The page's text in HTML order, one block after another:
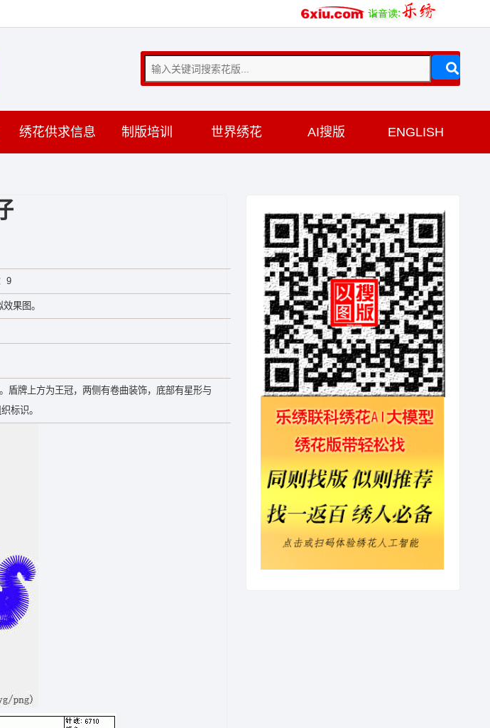
绣花供求信息 制版培训 世界绣花 AI搜版 ENGLISH
9
果图。
盾牌上方为王冠，两侧有卷曲装饰，底部有星形与
标识。